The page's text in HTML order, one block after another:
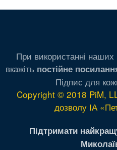
При використанні наших
вкажіть постійне
Підпис для
Copyright © 2018 PiM,
дозволу ІА
Підтримати